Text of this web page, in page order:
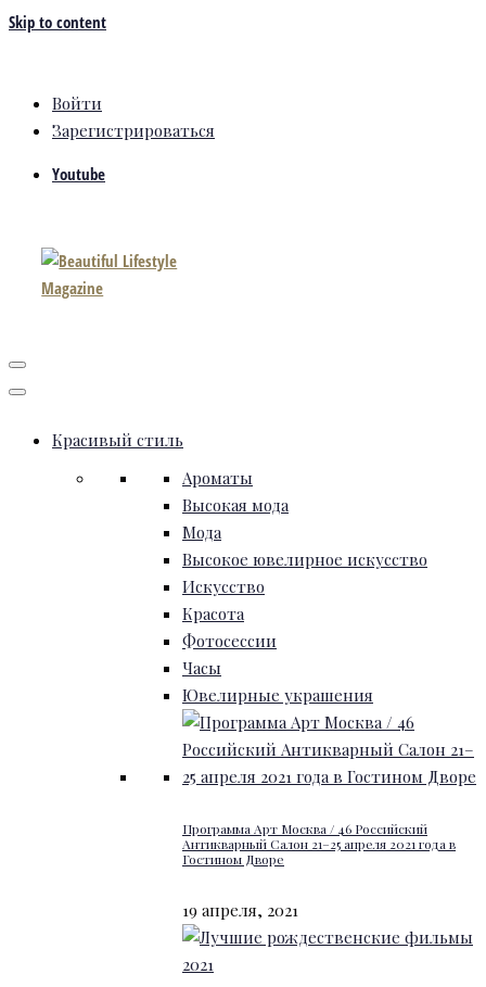
Skip to content
Войти
Зарегистрироваться
Youtube
Красивый стиль
Ароматы
Высокая мода
Мода
Высокое ювелирное искусство
Искусство
Красота
Фотосессии
Часы
Ювелирные украшения
Программа Арт Москва / 46 Российский
Антикварный Салон 21–25 апреля 2021 года в
Гостином Дворе
19 апреля, 2021